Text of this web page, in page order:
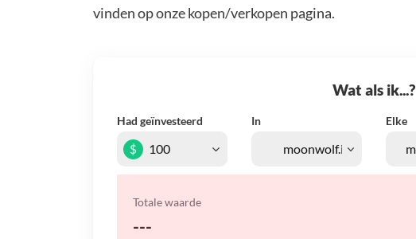
vinden op onze kopen/verkopen pagina.
Wat als ik...?
Had geïnvesteerd In Elke
$
Totale waarde
---